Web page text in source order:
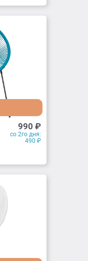
990 ₽
со 2го дня:
490 ₽